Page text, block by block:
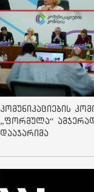
კომუნიკაციების
„ფორმულა“
დააჯარიმა